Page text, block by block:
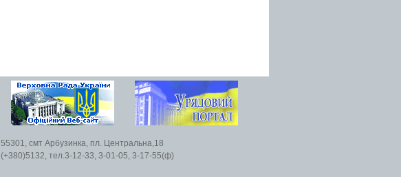
55301, смт Арбузинка, пл. Центральна,18
(+380)5132, тел.3-12-33, 3-01-05, 3-17-55(ф)